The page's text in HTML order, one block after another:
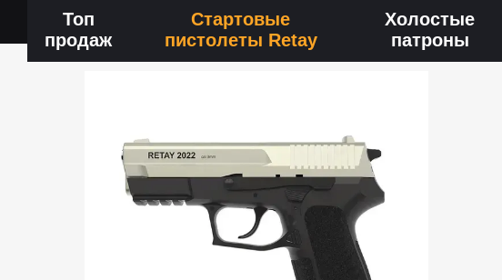
Топ
продаж
Стартовые
пистолеты Retay
Холостые
патроны